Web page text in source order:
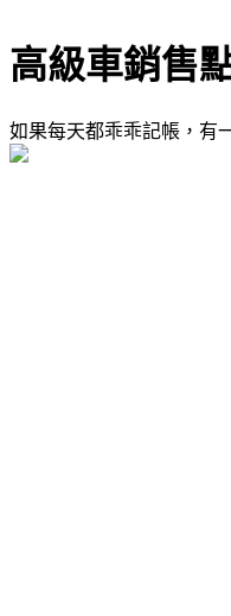
高級車銷售
如果每天都乖乖記帳，有